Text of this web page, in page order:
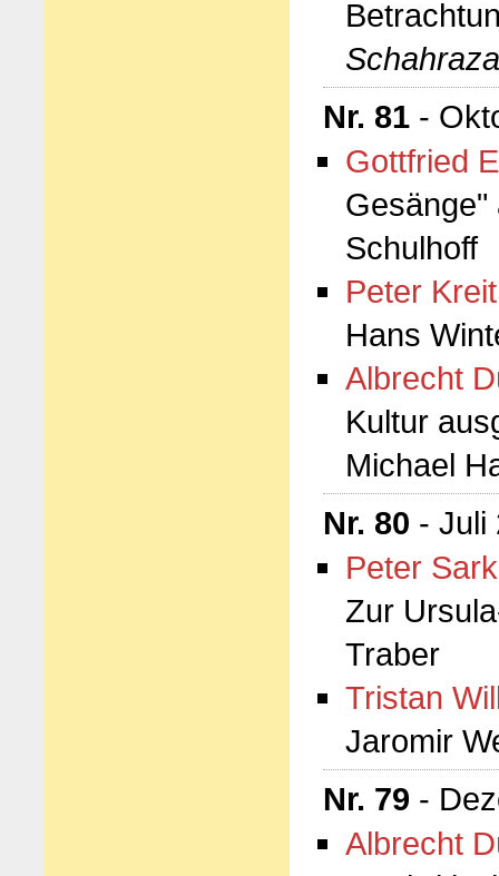
Nr. 81 -
Gottfried
Gesänge"
Schulhoff
Peter
Hans
Albrecht
Kultur
Michael
Nr. 80 - Juli
Peter
Zur
Traber
Tristan
Jaromir
Nr. 79 -
Albrecht